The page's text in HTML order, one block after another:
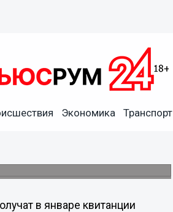
Экономика Транспорт
нового образца
в январе квитанции